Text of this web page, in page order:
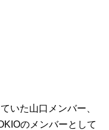
いた山口メンバー、
のメンバーとして